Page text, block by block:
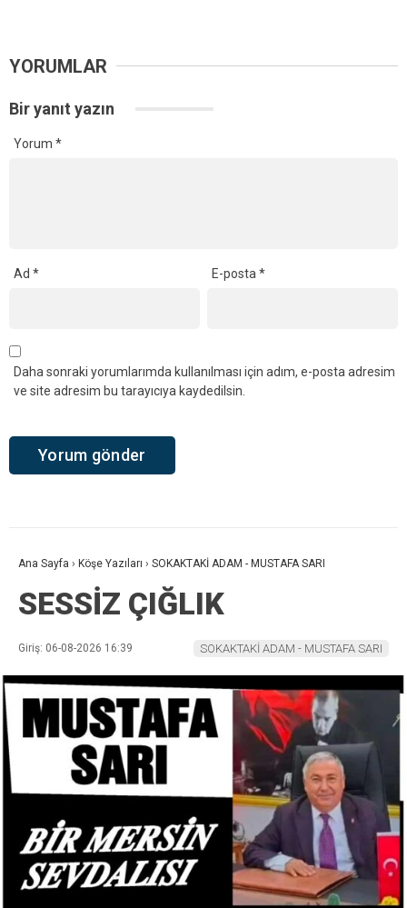
YORUMLAR
Bir yanıt yazın
Yorum *
Ad * E-posta*
Daha sonraki yorumlarımda kullanılması için adım, e-posta adresim
ve site adresim bu tarayıcıya kaydedilsin.
Ana Sayfa › Köşe Yazıları › SOKAKTAKİ ADAM - MUSTAFA SARI
SESSİZ ÇIĞLIK
Giriş: 06-08-2026 16:39 SOKAKTAKİ ADAM - MUSTAFA SARI